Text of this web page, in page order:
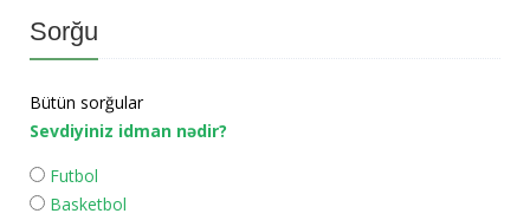
Sorğu
Bütün sorğular
Sevdiyiniz idman nədir?
Futbol
Basketbol